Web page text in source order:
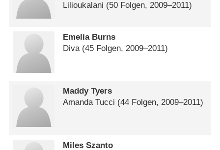
Lilioukalani (50 Folgen, 2009⁠–⁠2011)
Emelia Burns
Diva (45 Folgen, 2009⁠–⁠2011)
Maddy Tyers
Amanda Tucci (44 Folgen, 2009⁠–⁠2011)
Miles Szanto